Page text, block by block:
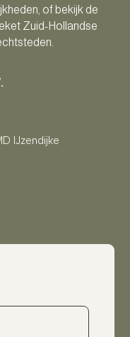
of bekijk de
Zuid-Hollandse
IJzendijke